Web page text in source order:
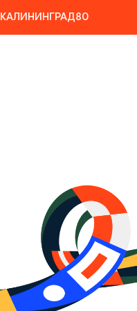
Калининград,
ШОУ И АТТРАКЦИИ
Арт-четверги в
КАЛИНИНГРАД80